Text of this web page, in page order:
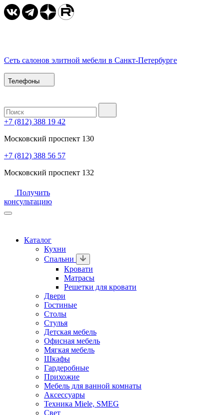
Сеть салонов элитной мебели в Санкт-Петербурге
Телефоны
+7 (812) 388 19 42
Московский проспект 130
+7 (812) 388 56 57
Московский проспект 132
Получить
консультацию
Каталог
Кухни
Спальни
Кровати
Матрасы
Решетки для кровати
Двери
Гостиные
Столы
Стулья
Детская мебель
Офисная мебель
Мягкая мебель
Шкафы
Гардеробные
Прихожие
Мебель для ванной комнаты
Аксессуары
Техника Miele, SMEG
Свет